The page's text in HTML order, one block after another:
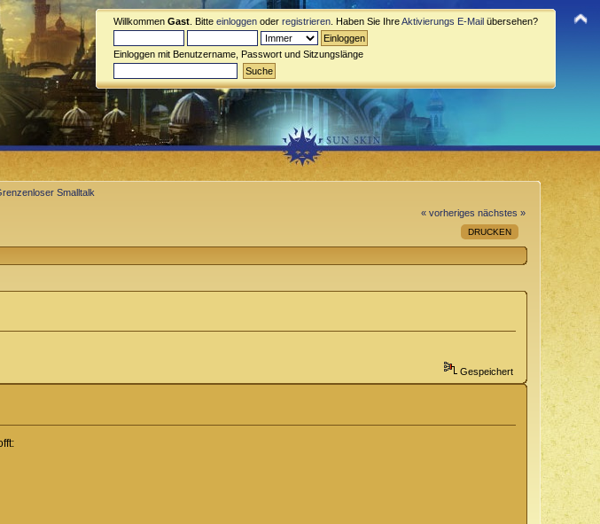
Willkommen Gast . Bitte einloggen oder registrieren . Haben Sie IhreAktivierungs E-Mail übersehen?
Einloggen mit Benutzername, Passwort und Sitzungslänge
Smalltalk
« vorheriges nächstes »
DRUCKEN
Gespeichert